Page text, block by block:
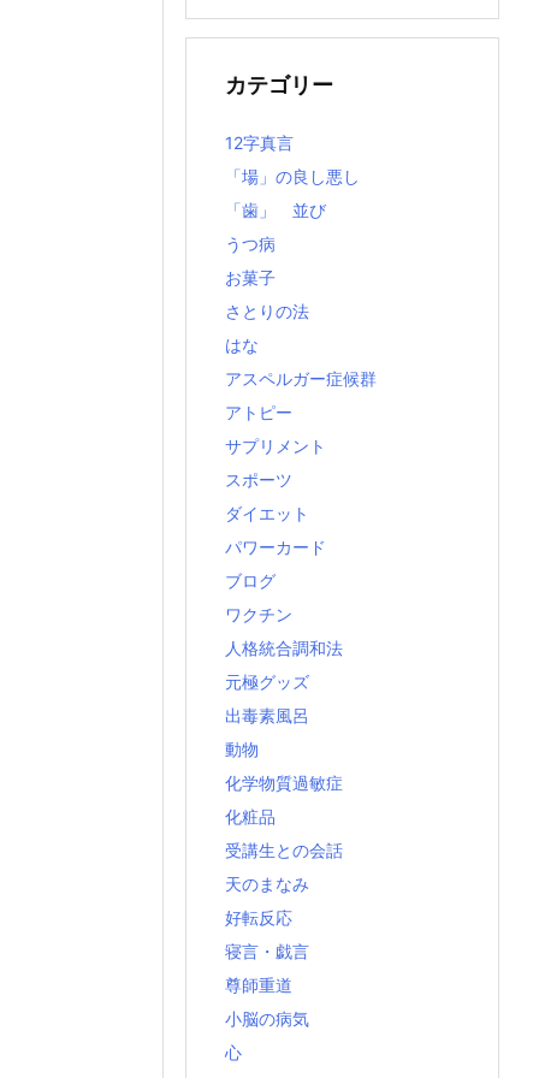
記
カテゴリー
12字真言
「場」の良し悪し
「歯」 並び
うつ病
お菓子
さとりの法
はな
アスペルガー症候群
アトピー
サプリメント
スポーツ
ダイエット
パワーカード
ブログ
ワクチン
人格統合調和法
元極グッズ
出毒素風呂
動物
化学物質過敏症
化粧品
受講生との会話
天のまなみ
好転反応
寝言・戯言
尊師重道
小脳の病気
心